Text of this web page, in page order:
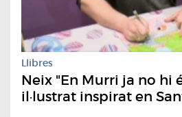
Llibres
Neix "En Murri ja no hi
il·lustrat inspirat en